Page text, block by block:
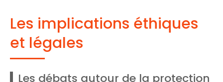
Les implications éthiques
et légales
Les débats autour de la protection